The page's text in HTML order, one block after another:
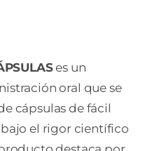
es un
oral que se
cápsulas de fácil
el rigor científico